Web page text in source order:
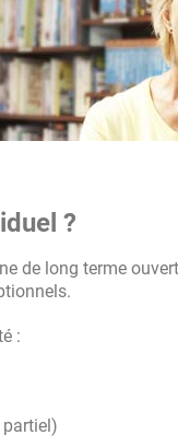
?
de long terme
: